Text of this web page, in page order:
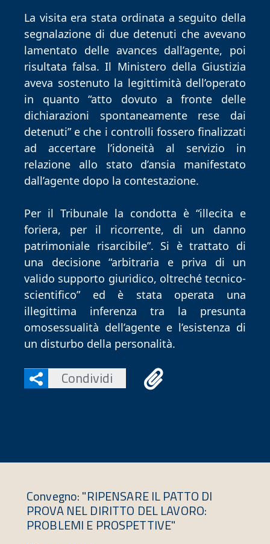
La visita era stata ordinata a seguito della
segnalazione di due detenuti che avevano
lamentato delle avances dall’agente, poi
risultata falsa. Il Ministero della Giustizia
aveva sostenuto la legittimità dell’operato
in quanto “atto dovuto a fronte delle
dichiarazioni spontaneamente rese dai
detenuti” e che i controlli fossero finalizzati
ad accertare l’idoneità al servizio in
relazione allo stato d’ansia manifestato
dall’agente dopo la contestazione.
Per il Tribunale la condotta è “illecita e
foriera, per il ricorrente, di un danno
patrimoniale risarcibile”. Si è trattato di
una decisione “arbitraria e priva di un
valido supporto giuridico, oltreché tecnico-
scientifico” ed è stata operata una
illegittima inferenza tra la presunta
omosessualità dell’agente e l’esistenza di
un disturbo della personalità.
Condividi
Convegno: "RIPENSARE IL PATTO DI
PROVA NEL DIRITTO DEL LAVORO:
PROBLEMI E PROSPETTIVE"